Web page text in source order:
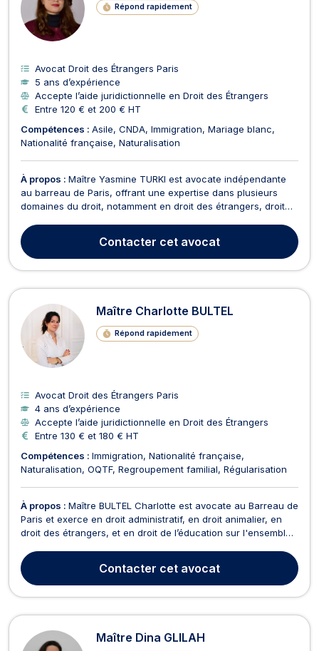
Répond rapidement
Avocat Droit des Étrangers Paris
5 ans d’expérience
Accepte l’aide juridictionnelle en Droit des Étrangers
Entre 120 € et 200 € HT
Compétences : Asile CNDA Immigration Mariage blanc
Nationalité française Naturalisation
À propos : Maître Yasmine TURKI est avocate indépendante
au barreau de Paris, offrant une expertise dans plusieurs
domaines du droit, notamment en droit des étrangers, droit
public. En droit de la fonction publique, elle offre des conseils
et une représentation pour les agent...
Contacter cet avocat
Maître Charlotte BULTEL
Répond rapidement
Avocat Droit des Étrangers Paris
4 ans d’expérience
Accepte l’aide juridictionnelle en Droit des Étrangers
Entre 130 € et 180 € HT
Compétences : Immigration Nationalité française
Naturalisation OQTF Regroupement familial Régularisation
À propos : Maître BULTEL Charlotte est avocate au Barreau de
Paris et exerce en droit administratif, en droit animalier, en
droit des étrangers, et en droit de l’éducation sur l'ensemble
Commune de Meaux. Avant de prêter serment, Me Charlotte
Bultel a longuement exercé les fonct...
Contacter cet avocat
Maître Dina GLILAH